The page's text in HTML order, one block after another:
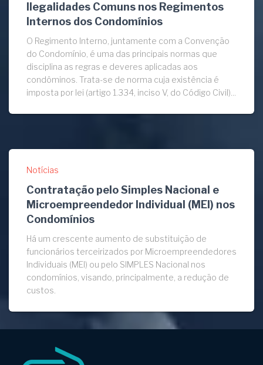
Ilegalidades Comuns nos Regimentos
Internos dos Condomínios
O Regimento Interno, juntamente com a Convenção
do Condomínio, é uma das principais normas que
disciplina as regras e deveres aplicadas aos
condôminos. Trata-se de norma cuja existência é
imposta por lei (artigo 1.334, inciso V, do Código Civil)...
Notícias
Contratação pelo Simples Nacional e
Microempreendedor Individual (MEI) nos
Condomínios
Há um crescente aumento de substituição de
funcionários terceirizados por Microempreendedores
Individuais (MEI) ou pelo SIMPLES Nacional nos
condomínios, visando, principalmente, a redução de
custos.